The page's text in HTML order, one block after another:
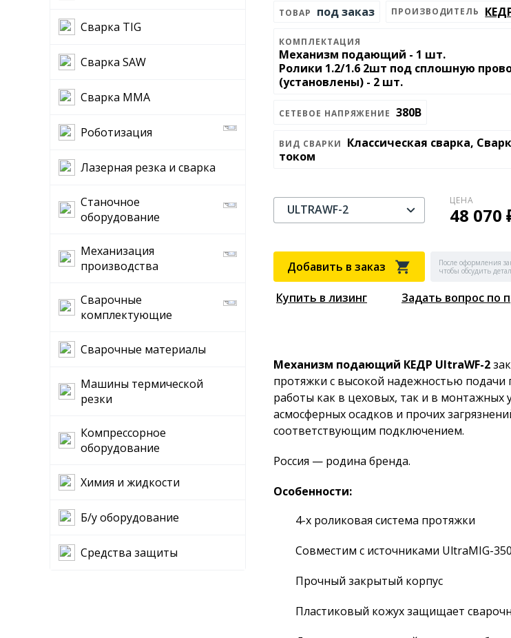
Сварка TIG
Сварка SAW
Сварка MMA
Роботизация
Лазерная резка и сварка
Станочное
оборудование
Механизация
производства
Сварочные
комплектующие
Сварочные материалы
Машины термической
резки
Компрессорное
оборудование
Химия и жидкости
Б/у оборудование
Средства защиты
ТОВАР под заказ ПРОИЗВОДИТЕЛЬ
КОМПЛЕКТАЦИЯ
Механизм подающий - 1 шт.
Ролики 1.2/1.6 2шт под сплошную
(установлены) - 2 шт.
СЕТЕВОЕ НАПРЯЖЕНИЕ 380В
ВИД СВАРКИ
Классическая сварка,
током
ULTRAWF-2
ЦЕНА
48 070
Добавить в заказ
После оформления
чтобы обсудить
Купить в лизинг Задать вопрос по
Механизм подающий КЕДР UltraWF-2
протяжки с высокой надежностью подачи
работы как в цеховых, так и в монтажных
асмосферных осадков и прочих
соответствующим подключением.
Россия — родина бренда.
Особенности:
4-х роликовая система протяжки
Совместим с источниками UltraMIG-
Прочный закрытый корпус
Пластиковый кожух защищает